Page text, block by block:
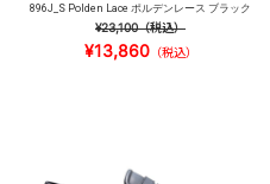
896J_S Polden Lace ポルデンレース ブラック
¥23,100（税込）
¥13,860（税込）